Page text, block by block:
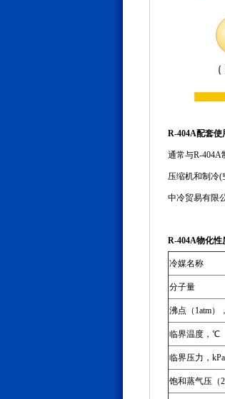
R-404A配套使
通常与R-404A
压缩机和制冷
中冷贸易有限
R-404A物化性
冷媒名称
分子量
沸点（1atm）
临界温度，℃
临界压力，kPa
饱和蒸气压（